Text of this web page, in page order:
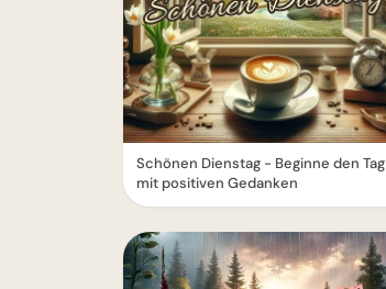
Schönen Dienstag - Beginne den Tag
mit positiven Gedanken